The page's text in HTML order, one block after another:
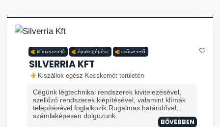
klímaszerelő épületgépész csőszerelő
SILVERRIA KFT
Kiszállok egész Kecskemét területén
Cégünk légtechnikai rendszerek kivitelezésével,
szellőző rendszerek kiépítésével, valamint klímák
telepítésével foglalkozik.Rugalmas határidővel,
számlaképesen dolgozunk.
BŐVEBBEN